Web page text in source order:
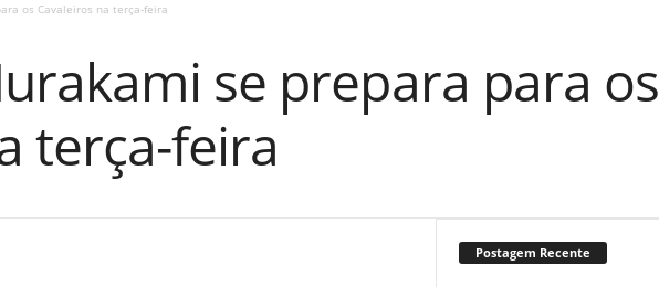
os Cavaleiros na terça-feira
se prepara para os
terça-feira
Postagem Recente